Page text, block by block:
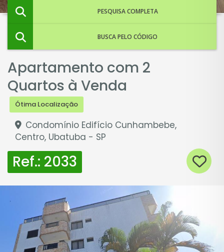
PESQUISA COMPLETA
BUSCA PELO CÓDIGO
Apartamento com 2
Quartos à Venda
Ótima Localização
Condomínio Edifício Cunhambebe,
Centro, Ubatuba - SP
Ref.: 2033